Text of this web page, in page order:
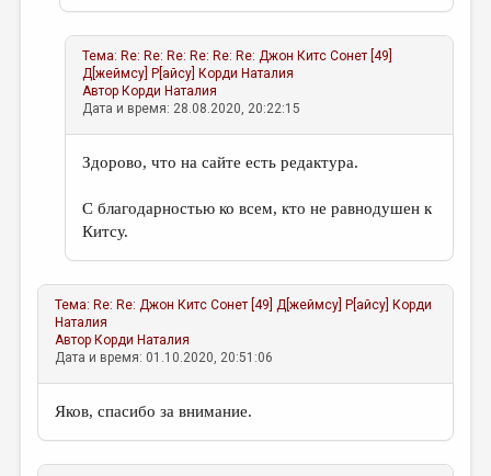
Тема: Re: Re: Re: Re: Re: Re: Джон Китс Сонет [49]
Д[жеймсу] P[айсу] Корди Наталия
Автор Корди Наталия
Дата и время: 28.08.2020, 20:22:15
Здорово, что на сайте есть редактура.
С благодарностью ко всем, кто не равнодушен к
Китсу.
Тема: Re: Re: Джон Китс Сонет [49] Д[жеймсу] P[айсу] Корди
Наталия
Автор Корди Наталия
Дата и время: 01.10.2020, 20:51:06
Яков, спасибо за внимание.